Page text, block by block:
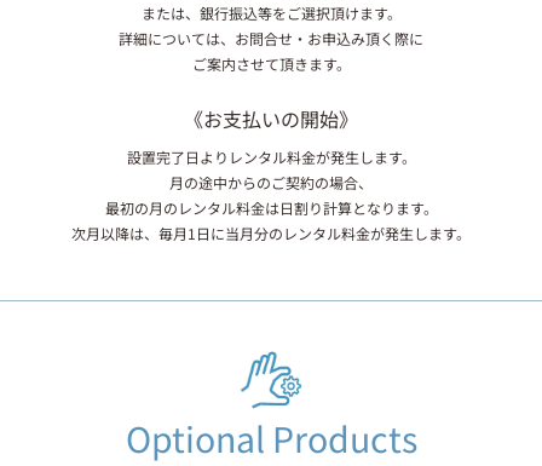
または、銀行振込等をご選択頂けます。
詳細については、お問合せ・お申込み頂く際に
ご案内させて頂きます。
《お支払いの開始》
設置完了日よりレンタル料金が発生します。
月の途中からのご契約の場合、
最初の月のレンタル料金は日割り計算となります。
次月以降は、毎月1日に当月分のレンタル料金が発生します。
Optional Products